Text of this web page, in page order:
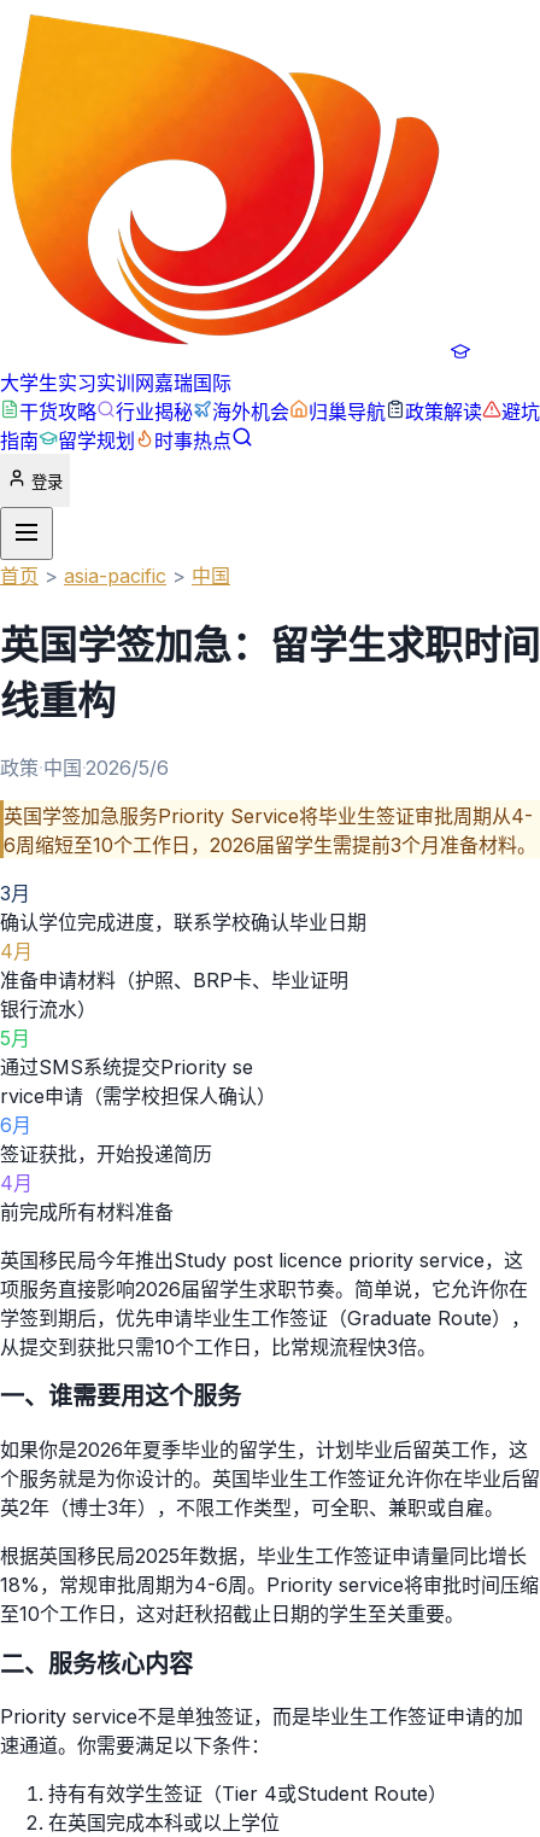
大学生实习实训网嘉瑞国际
干货攻略
行业揭秘 海外机会 归巢导航 政策解读
避坑
指南
留学规划 时事热点
登录
首页 > asia-pacific > 中国
英国学签加急：留学生求职时间
线重构
政策·中国·2026/5/6
英国学签加急服务Priority Service将毕业生签证审批周期从4-
6周缩短至10个工作日，2026届留学生需提前3个月准备材料。
3月
确认学位完成进度，联系学校确认毕业日期
4月
准备申请材料（护照、BRP卡、毕业证明
银行流水）
5月
通过SMS系统提交Priority se
rvice申请（需学校担保人确认）
6月
签证获批，开始投递简历
4月
前完成所有材料准备
英国移民局今年推出Study post licence priority service，这
项服务直接影响2026届留学生求职节奏。简单说，它允许你在
学签到期后，优先申请毕业生工作签证（Graduate Route），
从提交到获批只需10个工作日，比常规流程快3倍。
一、谁需要用这个服务
如果你是2026年夏季毕业的留学生，计划毕业后留英工作，这
个服务就是为你设计的。英国毕业生工作签证允许你在毕业后留
英2年（博士3年），不限工作类型，可全职、兼职或自雇。
根据英国移民局2025年数据，毕业生工作签证申请量同比增长
18%，常规审批周期为4-6周。Priority service将审批时间压缩
至10个工作日，这对赶秋招截止日期的学生至关重要。
二、服务核心内容
Priority service不是单独签证，而是毕业生工作签证申请的加
速通道。你需要满足以下条件：
持有有效学生签证（Tier 4或Student Route）
在英国完成本科或以上学位